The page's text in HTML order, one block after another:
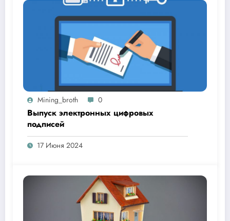
Mining_broth 0
Выпуск электронных цифровых
подписей
17 Июня 2024